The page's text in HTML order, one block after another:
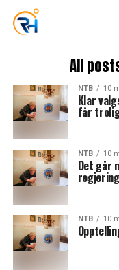
All
NTB 10
Klar
får
NTB 10
Det går
NTB 10